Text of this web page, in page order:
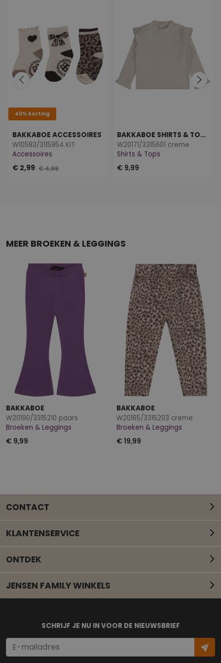
40% korting
BAKKABOE ACCESSOIRES
W10583/3115954 KIT
Accessoires
€ 2,99 € 4,99
BAKKABOE SHIRTS & TOPS
W20171/3315601 creme
Shirts & Tops
€ 9,99
MEER BROEKEN & LEGGINGS
BAKKABOE
W20190/3315210 paars
Broeken & Leggings
€ 9,99
BAKKABOE
W20165/3315203 creme
Broeken & Leggings
€ 19,99
CONTACT
Mail onze klantenservice
KLANTENSERVICE
ONTDEK
JENSEN FAMILY WINKELS
SCHRIJF JE NU IN VOOR DE NIEUWSBRIEF